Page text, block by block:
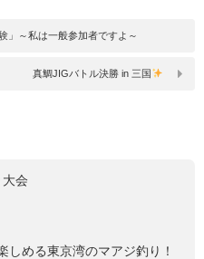
」～私は一般参加者ですよ～
真鯛JIGバトル決勝 in 三国
会
しめる東京湾のマアジ釣り！